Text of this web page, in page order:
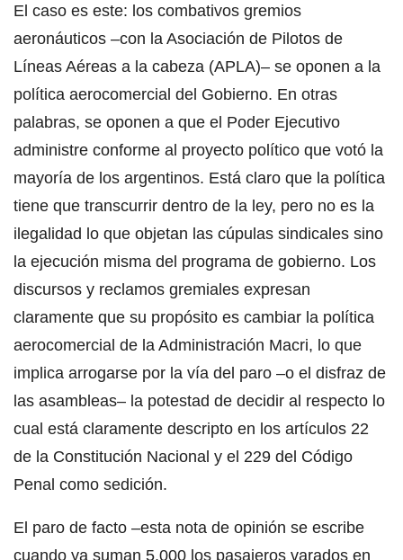
El caso es este: los combativos gremios
aeronáuticos –con la Asociación de Pilotos de
Líneas Aéreas a la cabeza (APLA)– se oponen a la
política aerocomercial del Gobierno. En otras
palabras, se oponen a que el Poder Ejecutivo
administre conforme al proyecto político que votó la
mayoría de los argentinos. Está claro que la política
tiene que transcurrir dentro de la ley, pero no es la
ilegalidad lo que objetan las cúpulas sindicales sino
la ejecución misma del programa de gobierno. Los
discursos y reclamos gremiales expresan
claramente que su propósito es cambiar la política
aerocomercial de la Administración Macri, lo que
implica arrogarse por la vía del paro –o el disfraz de
las asambleas– la potestad de decidir al respecto lo
cual está claramente descripto en los artículos 22
de la Constitución Nacional y el 229 del Código
Penal como sedición.
El paro de facto –esta nota de opinión se escribe
cuando ya suman 5.000 los pasajeros varados en